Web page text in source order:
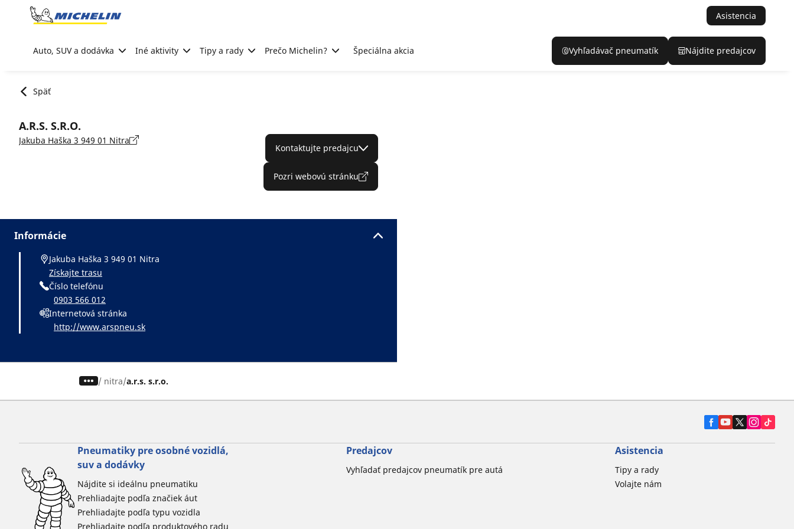
Go to page content
Asistencia
Auto, SUV a dodávka Iné aktivity Tipy a rady Prečo Michelin? Špeciálna akcia Vyhľadávač pneumatík Nájdite predajcov
Späť
A.R.S. S.R.O.
Jakuba Haška 3 949 01 Nitra
Kontaktujte predajcu
Pozri webovú stránku
Informácie
Jakuba Haška 3 949 01 Nitra
Získajte trasu
Číslo telefónu
0903 566 012
Internetová stránka
http://www.arspneu.sk
/ nitra a.r.s. s.r.o.
Pneumatiky pre osobné vozidlá,
suv a dodávky
Nájdite si ideálnu pneumatiku
Prehliadajte podľa značiek áut
Prehliadajte podľa typu vozidla
Prehliadajte podľa produktového radu
Predajcov
Vyhľadať predajcov pneumatík pre autá
Asistencia
Tipy a rady
Volajte nám